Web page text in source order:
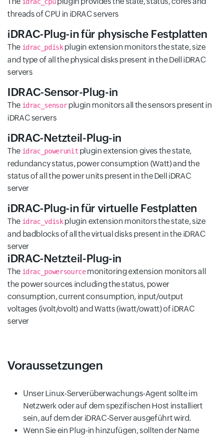
threads of CPU in iDRAC servers
iDRAC-Plug-in für physische Festplatten
The idrac_pdiskplugin extension monitors the state, size
and type of all the physical disks present in the Dell iDRAC
servers
IDRAC-Sensor-Plug-in
The idrac_sensorplugin monitors all the sensors present in
iDRAC servers
iDRAC-Netzteil-Plug-in
The idrac_powerunit plugin extension gives the state,
redundancy status, power consumption (Watt) and the
status of all the power units present in the Dell iDRAC
server
iDRAC-Plug-in für virtuelle Festplatten
The idrac_vdiskplugin extension monitors the state, size
and badblocks of all the virtual disks present in the iDRAC
server
iDRAC-Netzteil-Plug-in
The idrac_powersourcemonitoring extension monitors all
the power sources including the status, power
consumption, current consumption, input/output
voltages (ivolt/ovolt) and Watts (iwatt/owatt) of iDRAC
server
Voraussetzungen
Unser Linux-Serverüberwachungs-Agent sollte im
Netzwerk oder auf dem spezifischen Host installiert
sein, auf dem der iDRAC-Server ausgeführt wird.
Wenn Sie ein Plug-in hinzufügen, sollten der Name